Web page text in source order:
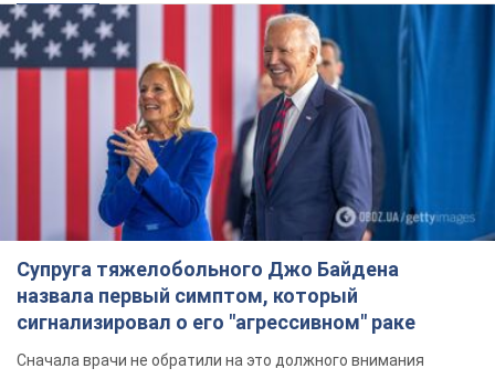
Супруга тяжелобольного Джо Байдена
назвала первый симптом, который
сигнализировал о его "агрессивном" раке
Сначала врачи не обратили на это должного внимания